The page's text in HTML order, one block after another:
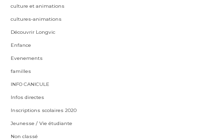
culture et animations
cultures-animations
Découvrir Longvic
Enfance
Evenements
familles
INFO CANICULE
Infos directes
Inscriptions scolaires 2020
Jeunesse / Vie étudiante
Non classé